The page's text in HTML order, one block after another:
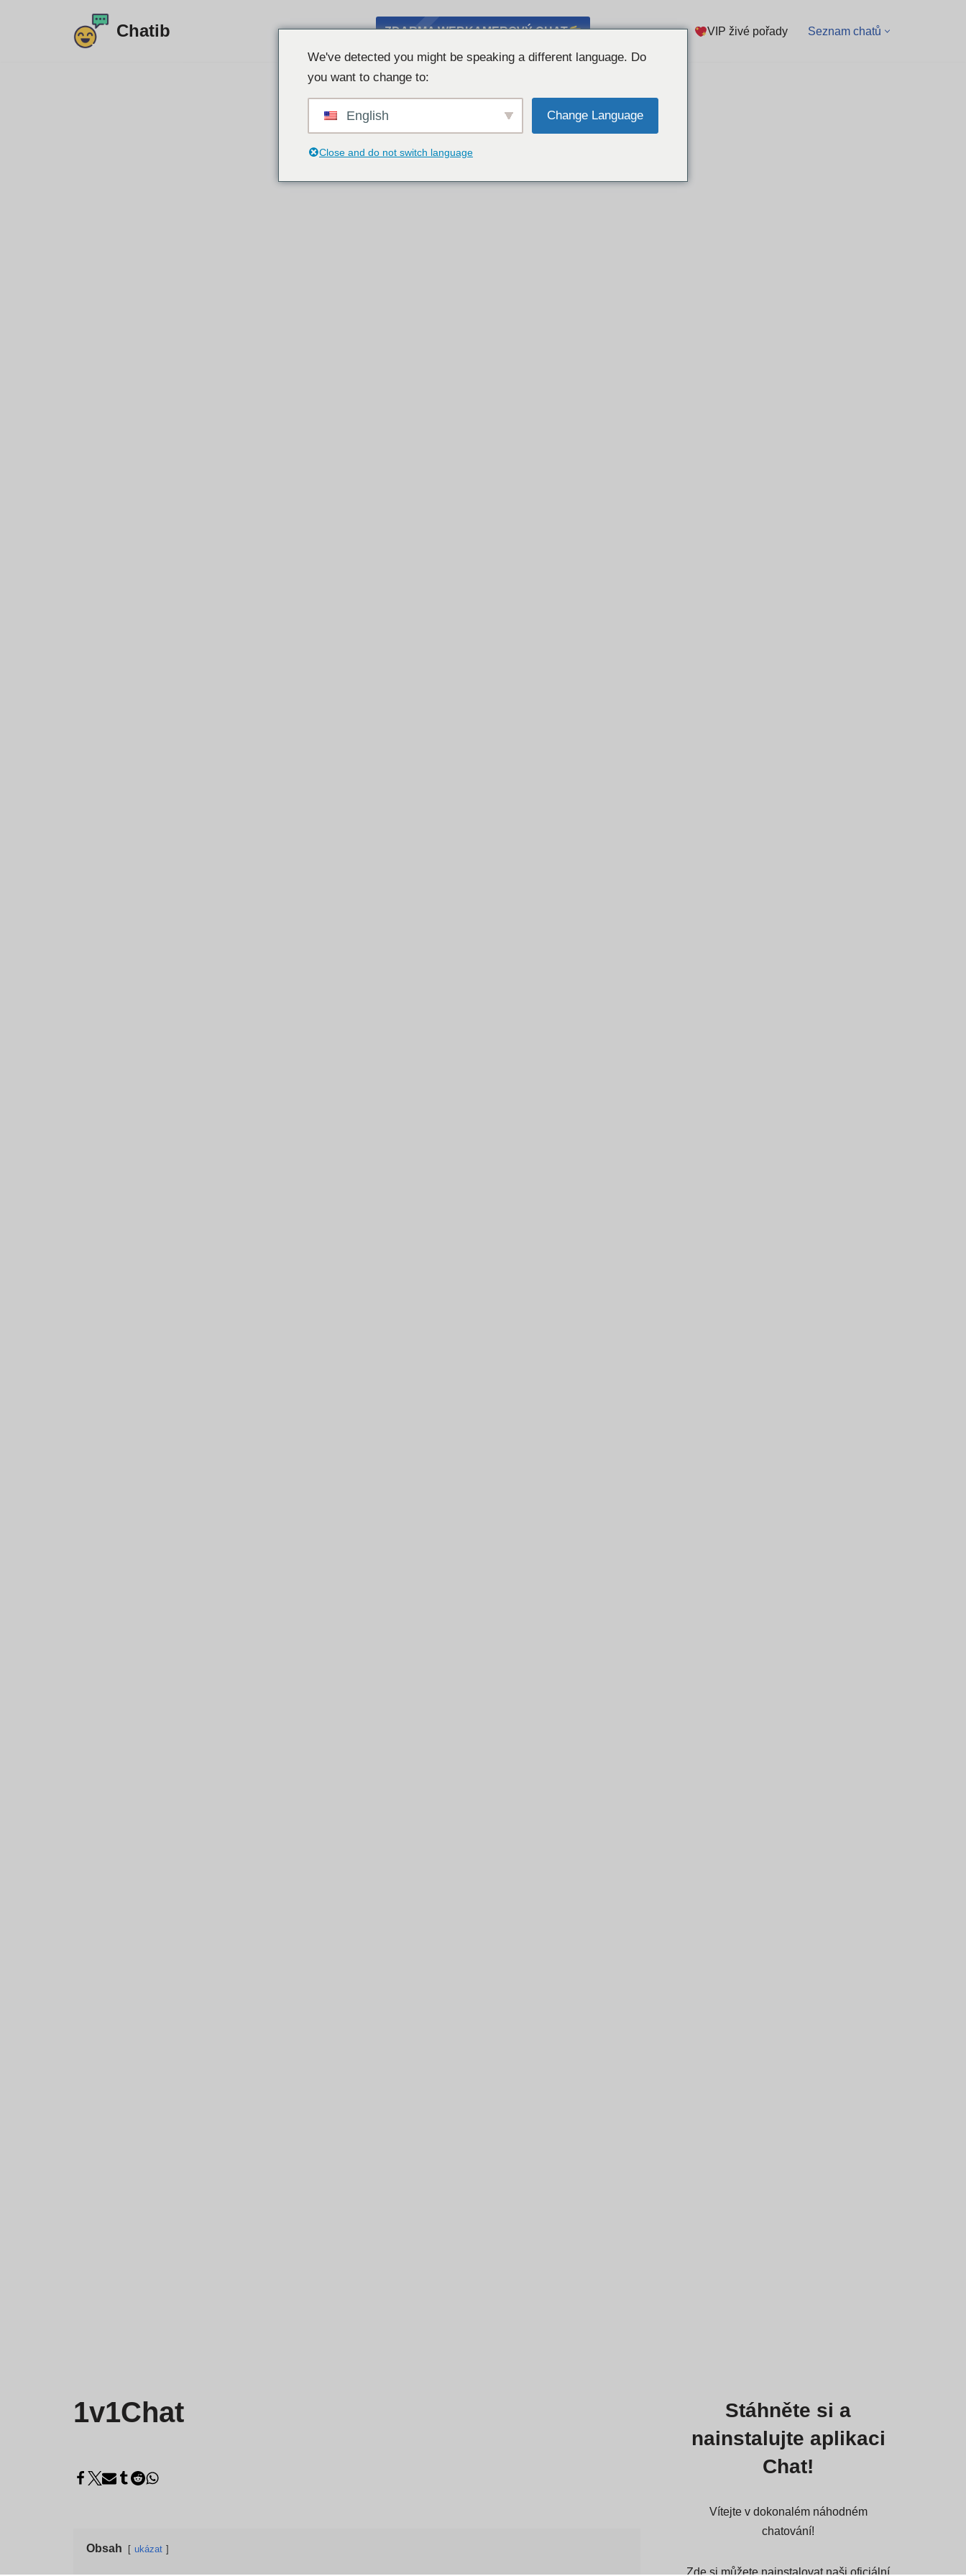
Chatib ZDARMA WEBKAMEROVÝ CHAT VIP živé pořady Seznam chatů
1v1Chat
Obsah ukázat
Stáhněte si a
nainstalujte aplikaci
Chat!
Vítejte v dokonalém náhodném
chatování!
Zde si můžete nainstalovat naši oficiální
We've detected you might be speaking a different language. Do
you want to change to:
English Change Language
Close and do not switch language